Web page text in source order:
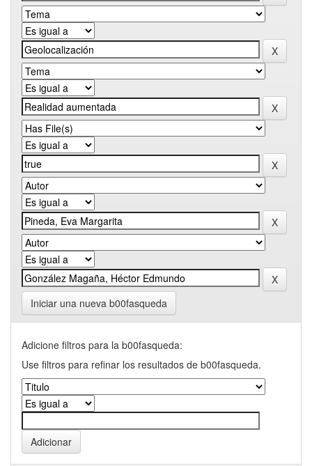
Iniciar una nueva b00fasqueda
Adicione filtros para la b00fasqueda:
Use filtros para refinar los resultados de b00fasqueda.